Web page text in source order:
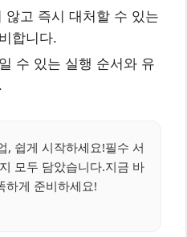
않고 즉시 대처할 수 있는
합니다.
수 있는 실행 순서와 유
, 쉽게 시작하세요!필수 서
모두 담았습니다.지금 바
하게 준비하세요!